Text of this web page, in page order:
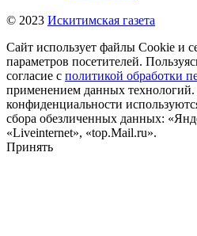
© 2023 Искитимская газета
Сайт использует файлы Cookie и
параметров посетителей.
согласие с политикой обработки
применением данных
конфиденциальности
сбора обезличенных данных:
«Liveinternet», «top.Mail.ru».
Принять